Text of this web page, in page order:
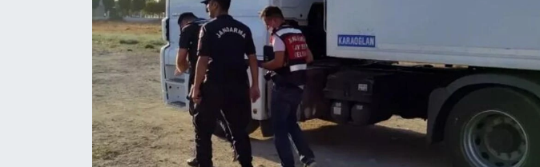
İLÇELER
OTOPARK
TEKNOLOJİ